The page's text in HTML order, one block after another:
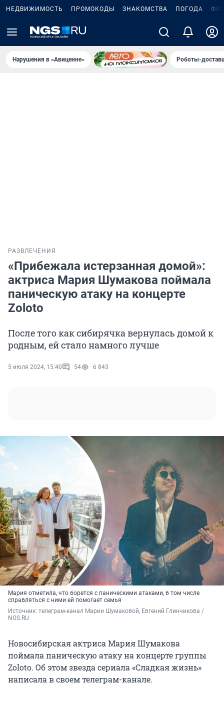
НЕДВИЖИМОСТЬ ПРОМОКОДЫ ЗНАКОМСТВА ПОГОДА
Нарушения в «Авиценне» Роботы-
РАЗВЛЕЧЕНИЯ
«Прибежала истерзанная домой»:
актриса Мария Шумакова поймала
паническую атаку на концерте
Zoloto
После того как сибирячка вернулась домой к
родным, ей стало намного лучше
5 июля 2024, 15:40 54 6 843
Мария отметила, что борется с паническими атаками, в том числе
справляться с ними ей помогает семья
Источник: телеграм-канал Марии Шумаковой, Евгений Глинчикова /
NGS.RU
Новосибирская актриса Мария Шумакова
поймала паническую атаку на концерте группы
Zoloto. Об этом звезда сериала «Сладкая жизнь»
написала в своем телеграм-канале.